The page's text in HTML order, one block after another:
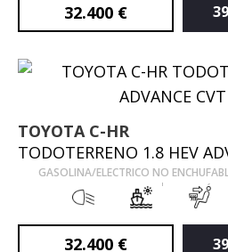
32.400 €
TOYOTA C-HR
GASOLINA/ELECTRICO NO
32.400 €